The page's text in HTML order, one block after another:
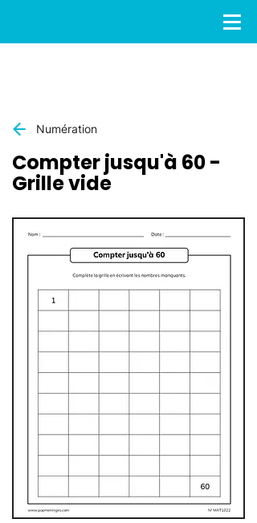
Numération
Compter jusqu'à 60 -
Grille vide